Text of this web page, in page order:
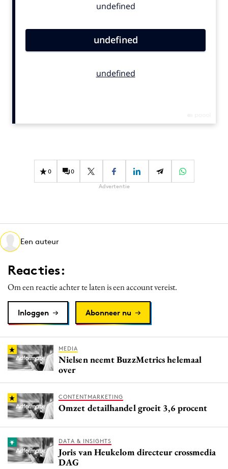
Contentmarketing
Effectiviteit
Gedragsverandering
Martech
Media
Merkstrategie
Programmatic
Purpose Marketing
Reputatie & crisis
0 0
Advertentie
Een auteur
Reacties:
Om een reactie achter te laten is een account vereist.
Inloggen Abonneer nu
MEDIA
Nielsen neemt BuzzMetrics helemaal
over
CONTENTMARKETING
Omzet detailhandel groeit 3,6 procent
DATA & INSIGHTS
Joris van Heukelom directeur crossmedia
DAG